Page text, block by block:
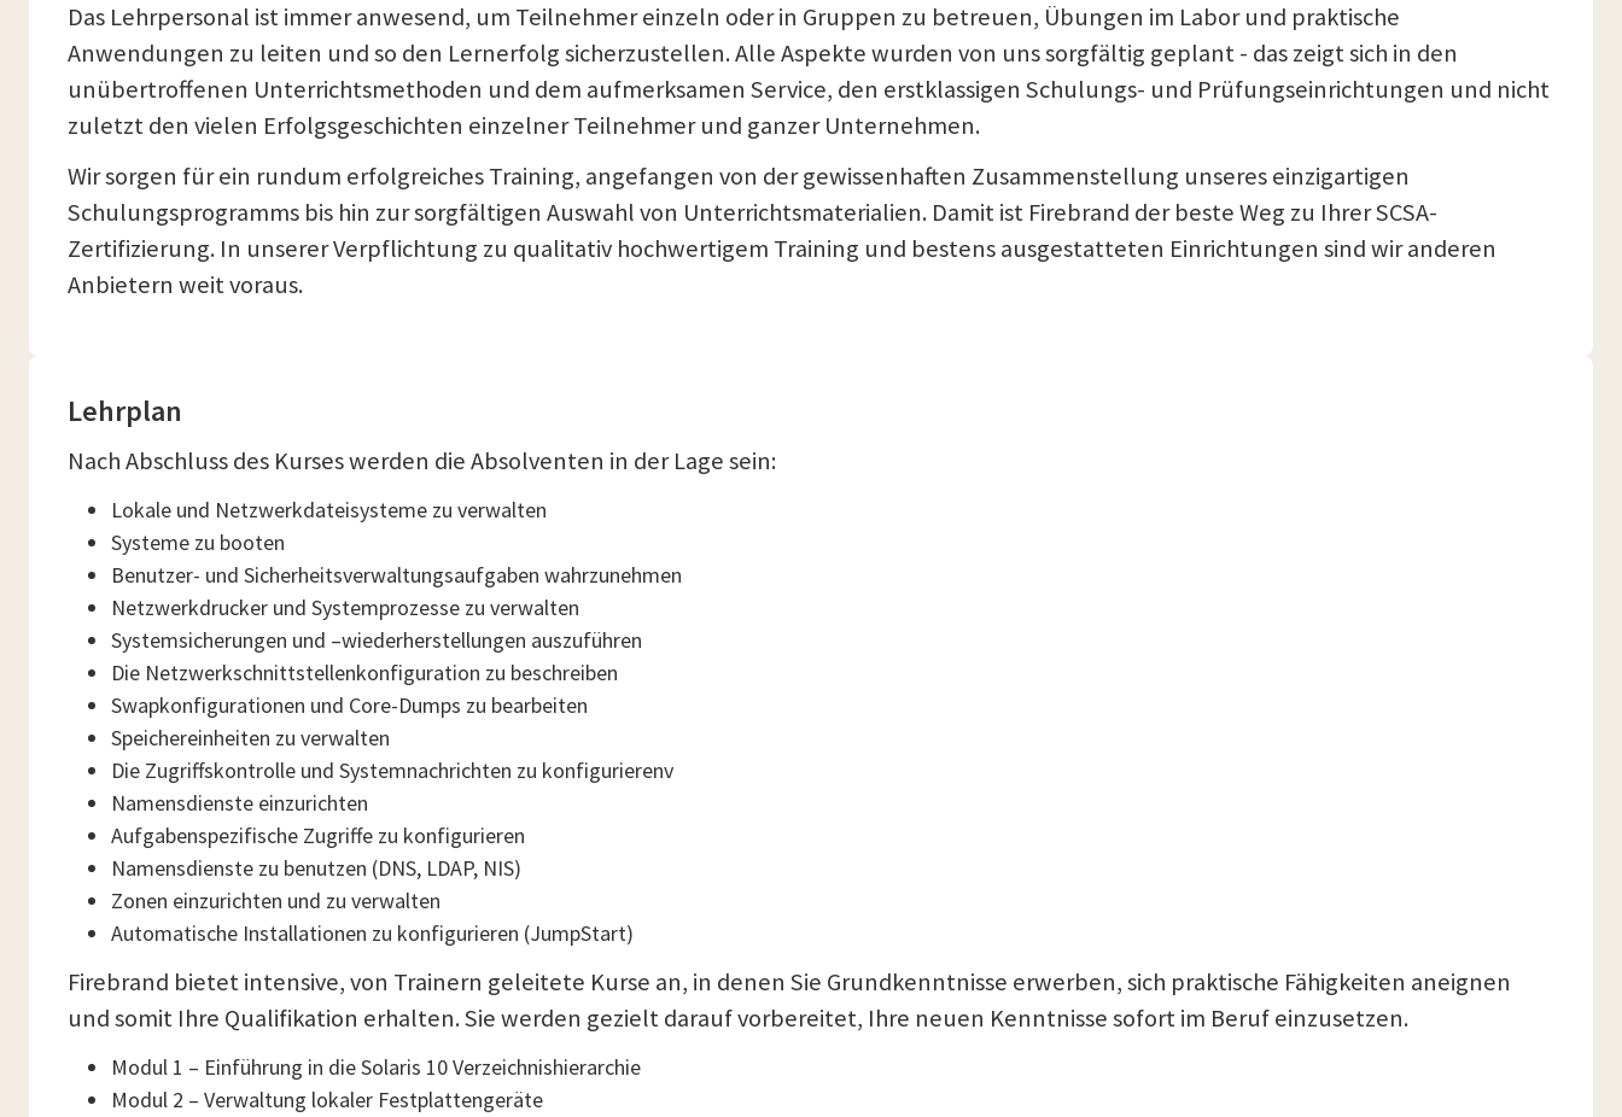
Das Lehrpersonal ist immer anwesend, um Teilnehmer einzeln oder in Gruppen zu betreuen, Übungen im Labor und praktische
Anwendungen zu leiten und so den Lernerfolg sicherzustellen. Alle Aspekte wurden von uns sorgfältig geplant - das zeigt sich in den
unübertroffenen Unterrichtsmethoden und dem aufmerksamen Service, den erstklassigen Schulungs- und Prüfungseinrichtungen und nicht
zuletzt den vielen Erfolgsgeschichten einzelner Teilnehmer und ganzer Unternehmen.
Wir sorgen für ein rundum erfolgreiches Training, angefangen von der gewissenhaften Zusammenstellung unseres einzigartigen
Schulungsprogramms bis hin zur sorgfältigen Auswahl von Unterrichtsmaterialien. Damit ist Firebrand der beste Weg zu Ihrer SCSA-
Zertifizierung. In unserer Verpflichtung zu qualitativ hochwertigem Training und bestens ausgestatteten Einrichtungen sind wir anderen
Anbietern weit voraus.
Lehrplan
Nach Abschluss des Kurses werden die Absolventen in der Lage sein:
Lokale und Netzwerkdateisysteme zu verwalten
Systeme zu booten
Benutzer- und Sicherheitsverwaltungsaufgaben wahrzunehmen
Netzwerkdrucker und Systemprozesse zu verwalten
Systemsicherungen und –wiederherstellungen auszuführen
Die Netzwerkschnittstellenkonfiguration zu beschreiben
Swapkonfigurationen und Core-Dumps zu bearbeiten
Speichereinheiten zu verwalten
Die Zugriffskontrolle und Systemnachrichten zu konfigurierenv
Namensdienste einzurichten
Aufgabenspezifische Zugriffe zu konfigurieren
Namensdienste zu benutzen (DNS, LDAP, NIS)
Zonen einzurichten und zu verwalten
Automatische Installationen zu konfigurieren (JumpStart)
Firebrand bietet intensive, von Trainern geleitete Kurse an, in denen Sie Grundkenntnisse erwerben, sich praktische Fähigkeiten aneignen
und somit Ihre Qualifikation erhalten. Sie werden gezielt darauf vorbereitet, Ihre neuen Kenntnisse sofort im Beruf einzusetzen.
Modul 1 – Einführung in die Solaris 10 Verzeichnishierarchie
Modul 2 – Verwaltung lokaler Festplattengeräte